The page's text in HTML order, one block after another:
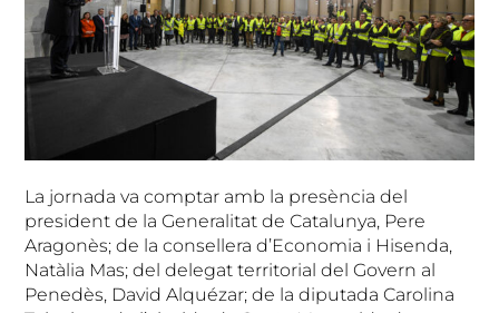
La jornada va comptar amb la presència del
president de la Generalitat de Catalunya, Pere
Aragonès; de la consellera d’Economia i Hisenda,
Natàlia Mas; del delegat territorial del Govern al
Penedès, David Alquézar; de la diputada Carolina